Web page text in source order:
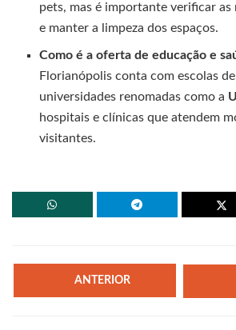
pets, mas é importante verificar as
e manter a limpeza dos espaços.
Como é a oferta de educação e
Florianópolis conta com escolas
universidades renomadas como a
hospitais e clínicas que atendem
visitantes.
ANTERIOR